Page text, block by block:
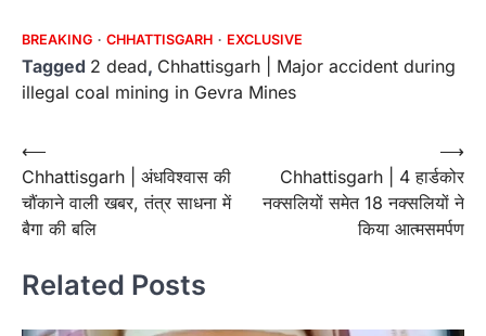
BREAKING CHHATTISGARH EXCLUSIVE
Tagged 2 dead, Chhattisgarh | Major accident during
illegal coal mining in Gevra Mines
Post
navigation
⟵
Chhattisgarh | अंधविश्वास की
चौंकाने वाली खबर, तंत्र साधना में
बैगा की बलि
Chhattisgarh | 4 हार्डकोर
नक्सलियों समेत 18 नक्सलियों ने
किया आत्मसमर्पण
⟶
Related Posts